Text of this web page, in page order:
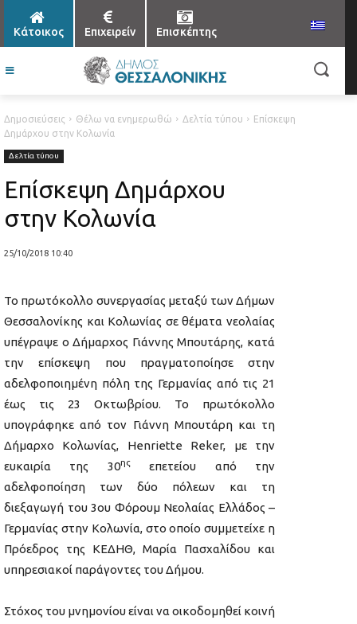
Κάτοικος Επιχειρείν Επισκέπτης
Δημοσιεύσεις Θέλω να ενημερωθώ Δελτία τύπου
Επίσκεψη
Δημάρχου στην Κολωνία
Δελτία τύπου
Επίσκεψη Δημάρχου
στην Κολωνία
25/10/2018 10:40
Το πρωτόκολλο συνεργασίας μεταξύ των Δήμων
Θεσσαλονίκης και Κολωνίας σε θέματα νεολαίας
υπέγραψε ο Δήμαρχος Γιάννης Μπουτάρης, κατά
την επίσκεψη που πραγματοποίησε στην
αδελφοποιημένη πόλη της Γερμανίας από τις 21
έως τις 23 Οκτωβρίου. Το πρωτόκολλο
υπογράφηκε από τον Γιάννη Μπουτάρη και τη
Δήμαρχο Κολωνίας, Henriette Reker, με την
ευκαιρία της 30ηςεπετείου από την
αδελφοποίηση των δύο πόλεων και τη
διεξαγωγή του 3ου Φόρουμ Νεολαίας Ελλάδος –
Γερμανίας στην Κολωνία, στο οποίο συμμετείχε η
Πρόεδρος της ΚΕΔΗΘ, Μαρία Πασχαλίδου και
υπηρεσιακοί παράγοντες του Δήμου.
Στόχος του μνημονίου είναι να οικοδομηθεί κοινή